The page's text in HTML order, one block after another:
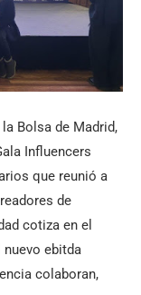
Bolsa de Madrid,
Influencers
que reunió a
de
cotiza en el
ebitda
colaboran,